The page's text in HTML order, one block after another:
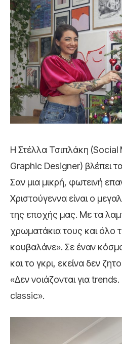
Η Στέλλα Τσιπλάκη
Graphic Designer) βλέπει
Σαν μια μικρή, φωτεινή
Χριστούγεννα είναι ο
της εποχής μας. Με τα
χρωματάκια τους και όλο
κουβαλάνε». Σε έναν
και το γκρι, εκείνα δεν
«Δεν νοιάζονται για trends.
classic».